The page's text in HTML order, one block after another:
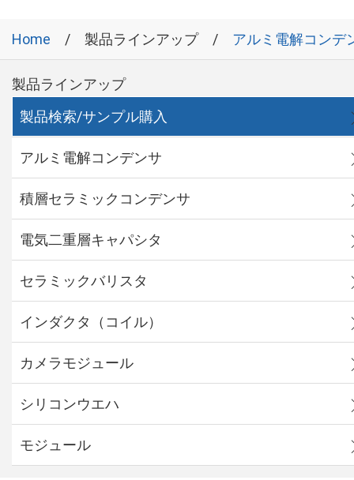
Home 製品ラインアップ アルミ電解コンデ
製品ラインアップ
製品検索/サンプル購入
アルミ電解コンデンサ
積層セラミックコンデンサ
電気二重層キャパシタ
セラミックバリスタ
インダクタ（コイル）
カメラモジュール
シリコンウエハ
モジュール